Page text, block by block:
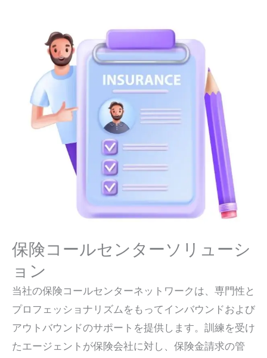
保険コールセンターソリューシ
ョン
当社の保険コールセンターネットワークは、専門性と
プロフェッショナリズムをもってインバウンドおよび
アウトバウンドのサポートを提供します。訓練を受け
たエージェントが保険会社に対し、保険金請求の管